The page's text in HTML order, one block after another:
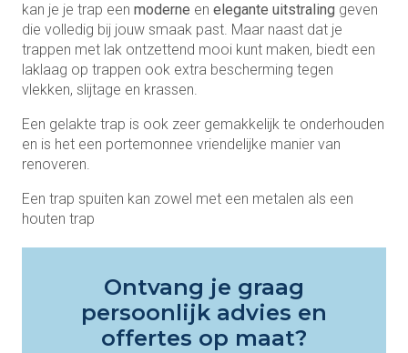
kan je je trap een moderne en elegante uitstraling geven
die volledig bij jouw smaak past. Maar naast dat je
trappen met lak ontzettend mooi kunt maken, biedt een
laklaag op trappen ook extra bescherming tegen
vlekken, slijtage en krassen.
Een gelakte trap is ook zeer gemakkelijk te onderhouden
en is het een portemonnee vriendelijke manier van
renoveren.
Een trap spuiten kan zowel met een metalen als een
houten trap
Ontvang je graag
persoonlijk advies en
offertes op maat?